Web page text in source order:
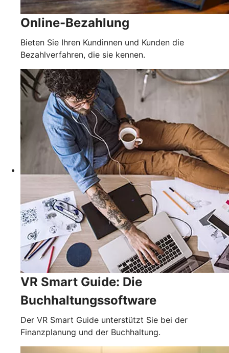
Online-Bezahlung
Bieten Sie Ihren Kundinnen und Kunden die
Bezahlverfahren, die sie kennen.
VR Smart Guide: Die
Buchhaltungssoftware
Der VR Smart Guide unterstützt Sie bei der
Finanzplanung und der Buchhaltung.